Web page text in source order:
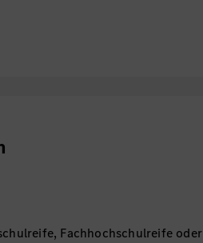
Fachhochschulreife oder